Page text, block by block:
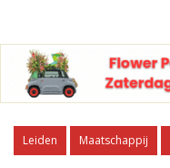
Leiden Maatschappij